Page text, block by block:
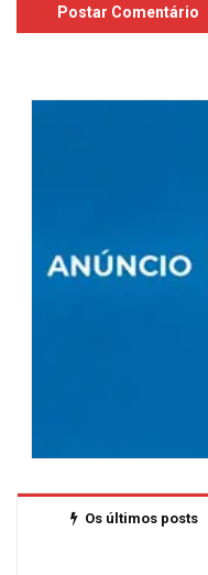
Os últimos posts